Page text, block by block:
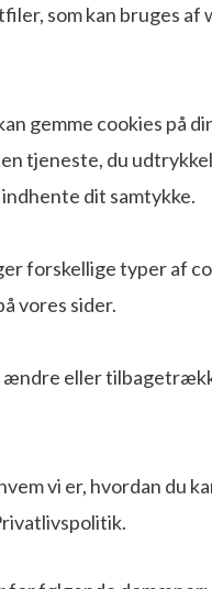
som kan bruges
gemme cookies på
tjeneste, du
dit samtykke.
forskellige typer af
vores sider.
ændre eller
vi er, hvordan du